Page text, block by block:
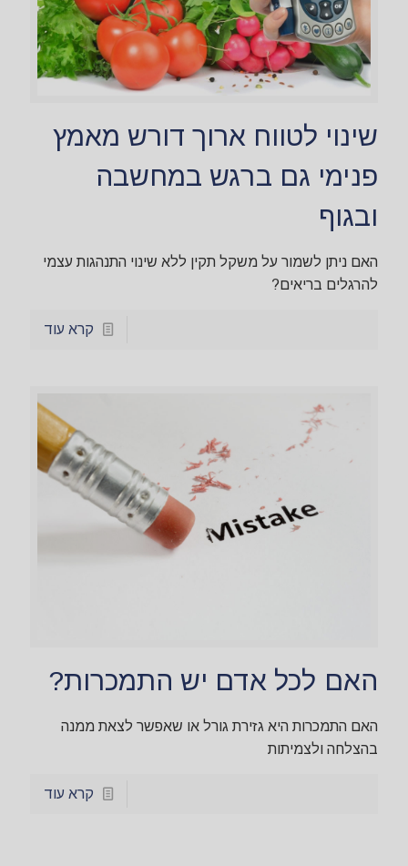
שינוי לטווח ארוך דורש מאמץ
פנימי גם ברגש במחשבה
ובגוף
האם ניתן לשמור על משקל תקין ללא שינוי התנהגות עצמי
להרגלים בריאים?
קרא עוד
האם לכל אדם יש התמכרות?
האם התמכרות היא גזירת גורל או שאפשר לצאת ממנה
בהצלחה ולצמיתות
קרא עוד